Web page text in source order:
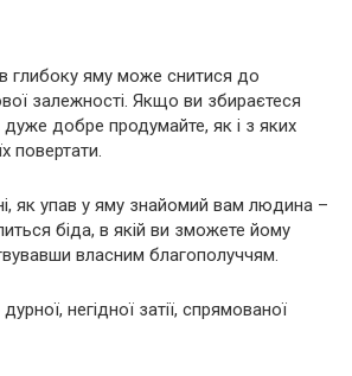
в глибоку яму може снитися до
залежності. Якщо ви збираєтеся
дуже добре продумайте, як і з яких
повертати.
як упав у яму знайомий вам людина –
біда, в якій ви зможете йому
власним благополуччям.
негідної затії, спрямованої